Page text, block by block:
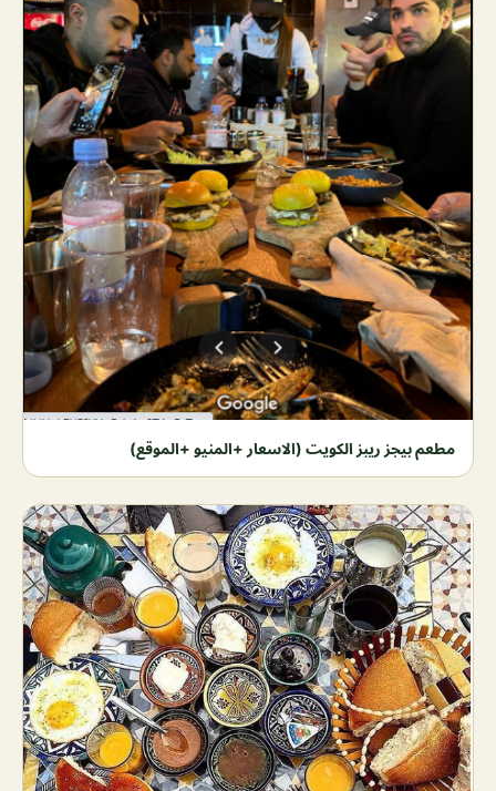
مطعم بيجز ريبز الكويت (الاسعار +المنيو +الموقع)